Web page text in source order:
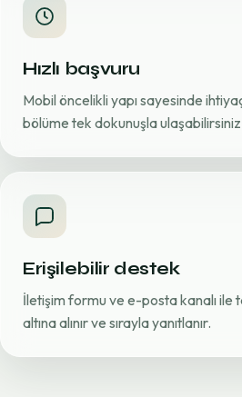
Hızlı başvuru
Mobil öncelikli yapı sayesinde
bölüme tek dokunuşla
Erişilebilir destek
İletişim formu ve e-posta kanalı ile
altına alınır ve sırayla yanıtlanır.